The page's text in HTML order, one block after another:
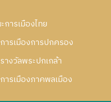
ารเมืองไทย
ารเมืองการปกครอง
างวัลพระปกเกล้า
ารเมืองภาคพลเมือง